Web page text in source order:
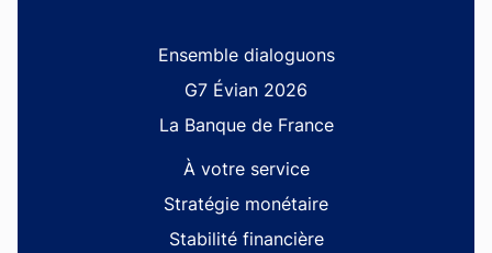
Site navigationEnsemble dialoguons
G7 Évian 2026
La Banque de France
À votre service
Stratégie monétaire
Stabilité financière